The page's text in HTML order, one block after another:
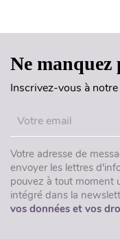
Ne manquez
Inscrivez-vous à
Votre adresse de
envoyer les lettres
pouvez à tout moment
intégré dans la
vos données et vos